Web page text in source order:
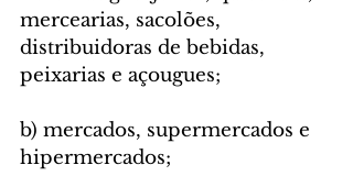
mercearias, sacolões,
distribuidoras de bebidas,
peixarias e açougues;
b) mercados, supermercados e
hipermercados;